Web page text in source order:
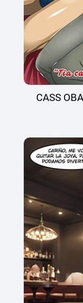
CASS